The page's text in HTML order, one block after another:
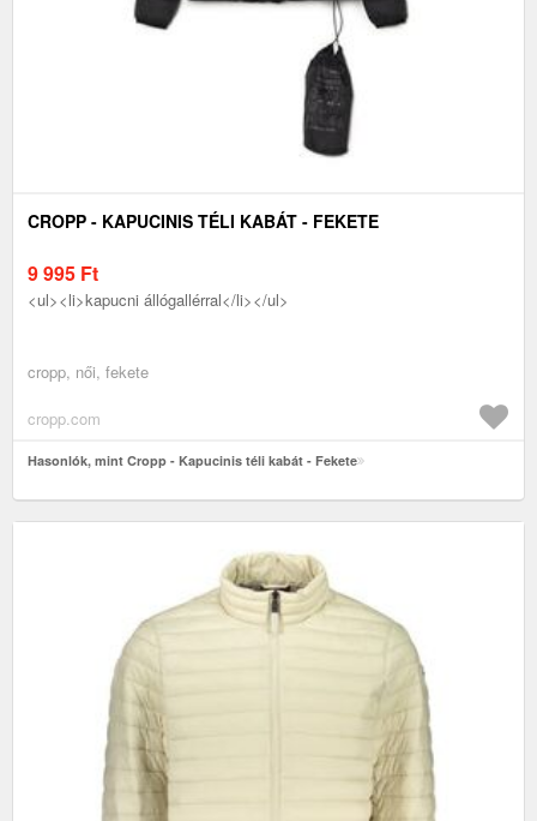
CROPP - KAPUCINIS TÉLI KABÁT - FEKETE
9 995 Ft
<ul><li>kapucni állógallérral</li></ul>
cropp, női, fekete
cropp.com
Hasonlók, mint Cropp - Kapucinis téli kabát - Fekete